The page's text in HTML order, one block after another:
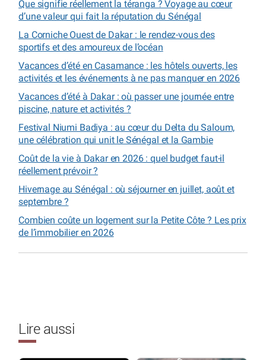
Que signifie réellement la téranga ? Voyage au cœur
d’une valeur qui fait la réputation du Sénégal
La Corniche Ouest de Dakar : le rendez-vous des
sportifs et des amoureux de l’océan
Vacances d’été en Casamance : les hôtels ouverts, les
activités et les événements à ne pas manquer en 2026
Vacances d’été à Dakar : où passer une journée entre
piscine, nature et activités ?
Festival Niumi Badiya : au cœur du Delta du Saloum,
une célébration qui unit le Sénégal et la Gambie
Coût de la vie à Dakar en 2026 : quel budget faut-il
réellement prévoir ?
Hivernage au Sénégal : où séjourner en juillet, août et
septembre ?
Combien coûte un logement sur la Petite Côte ? Les prix
de l’immobilier en 2026
Lire aussi